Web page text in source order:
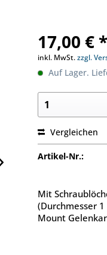
17,00 € *
inkl. MwSt.zzgl.
Auf Lager.
Vergleichen
Artikel-Nr.:
Mit
(Durchmesser
Mount